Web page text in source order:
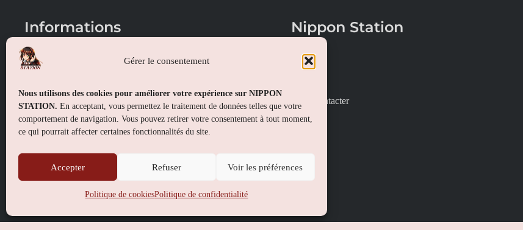
Gérer le consentement
Nous utilisons des cookies pour améliorer votre expérience sur NIPPON
STATION. En acceptant, vous permettez le traitement de données telles que votre
comportement de navigation. Vous pouvez retirer votre consentement à tout moment,
ce qui pourrait affecter certaines fonctionnalités du site.
Accepter Refuser Voir les préférences
Politique de cookiesPolitique de confidentialité
Informations
Conditions générales de vente
Politique de confidentialité
Politique de cookies (UE)
Nippon Station
À propos
Nous contacter